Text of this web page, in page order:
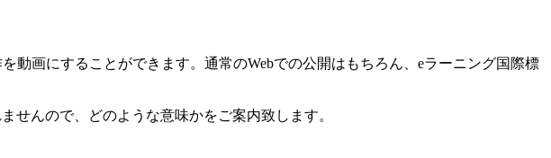
動画にすることができます。通常のWebでの公開はもちろん、eラーニング国際標
せんので、どのような意味かをご案内致します。